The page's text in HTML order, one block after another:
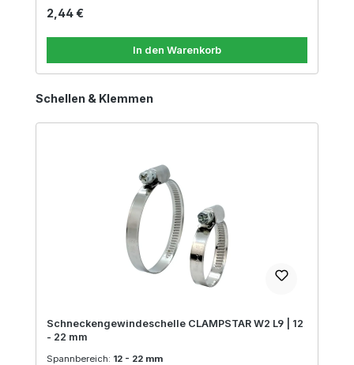
Regulärer Preis:
2,44 €
In den Warenkorb
Produktgalerie überspringen
Schellen & Klemmen
Schneckengewindeschelle CLAMPSTAR W2 L9 | 12
- 22 mm
Spannbereich: 12 - 22 mm